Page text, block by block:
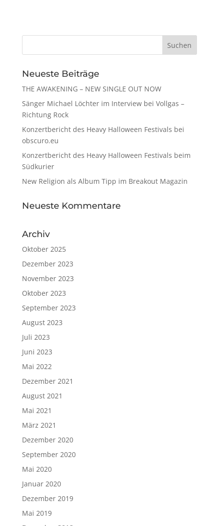
Neueste Beiträge
THE AWAKENING – NEW SINGLE OUT NOW
Sänger Michael Löchter im Interview bei Vollgas –
Richtung Rock
Konzertbericht des Heavy Halloween Festivals bei
obscuro.eu
Konzertbericht des Heavy Halloween Festivals beim
Südkurier
New Religion als Album Tipp im Breakout Magazin
Neueste Kommentare
Archiv
Oktober 2025
Dezember 2023
November 2023
Oktober 2023
September 2023
August 2023
Juli 2023
Juni 2023
Mai 2022
Dezember 2021
August 2021
Mai 2021
März 2021
Dezember 2020
September 2020
Mai 2020
Januar 2020
Dezember 2019
Mai 2019